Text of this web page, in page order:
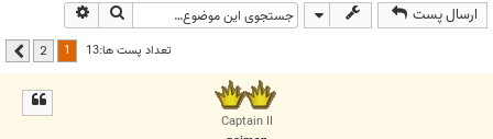
ارسال پست جستجو
تعداد پست ها:13 2 بعدی
Captain II